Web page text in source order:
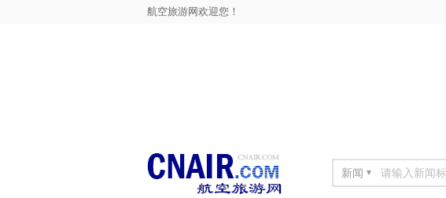
航空旅游网欢迎您！
新闻 ▼